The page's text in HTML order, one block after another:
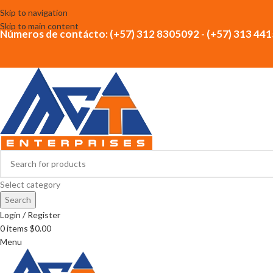
Skip to navigation
Skip to main content
Números de contácto: (+57) 312 8305092 - (+57) 313
Select category
Search
Login / Register
0items $0.00
Menu